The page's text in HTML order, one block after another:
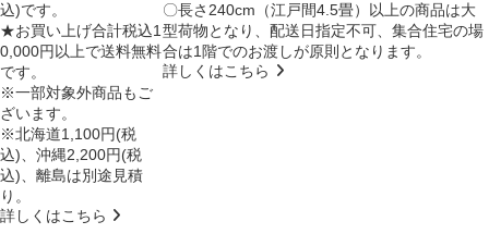
込)です。
★お買い上げ合計税込1
0,000円以上で送料無料
です。
※一部対象外商品もご
ざいます。
※北海道1,100円(税
込)、沖縄2,200円(税
込)、離島は別途見積
り。
詳しくはこちら
〇長さ240cm（江戸間4.5畳）以上の商品は大
型荷物となり、配送日指定不可、集合住宅の場
合は1階でのお渡しが原則となります。
詳しくはこちら